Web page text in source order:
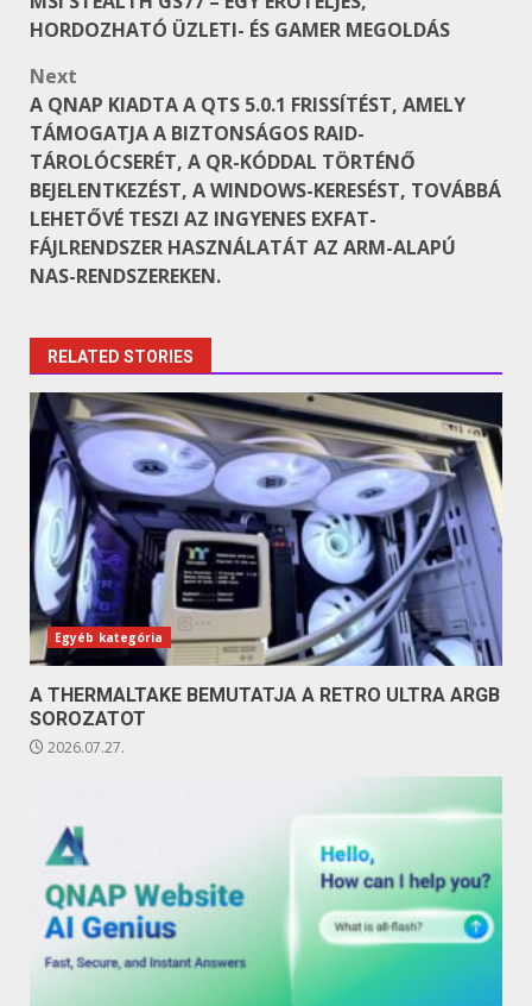
navigation
HORDOZHATÓ ÜZLETI- ÉS GAMER MEGOLDÁS
Next
A QNAP KIADTA A QTS 5.0.1 FRISSÍTÉST, AMELY
TÁMOGATJA A BIZTONSÁGOS RAID-
TÁROLÓCSERÉT, A QR-KÓDDAL TÖRTÉNŐ
BEJELENTKEZÉST, A WINDOWS-KERESÉST, TOVÁBBÁ
LEHETŐVÉ TESZI AZ INGYENES EXFAT-
FÁJLRENDSZER HASZNÁLATÁT AZ ARM-ALAPÚ
NAS-RENDSZEREKEN.
RELATED STORIES
Egyéb kategória
A THERMALTAKE BEMUTATJA A RETRO ULTRA ARGB
SOROZATOT
2026.07.27.